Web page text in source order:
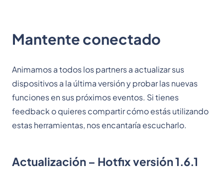
Mantente conectado
Animamos a todos los partners a actualizar sus
dispositivos a la última versión y probar las nuevas
funciones en sus próximos eventos. Si tienes
feedback o quieres compartir cómo estás utilizando
estas herramientas, nos encantaría escucharlo.
Actualización – Hotfix versión 1.6.1